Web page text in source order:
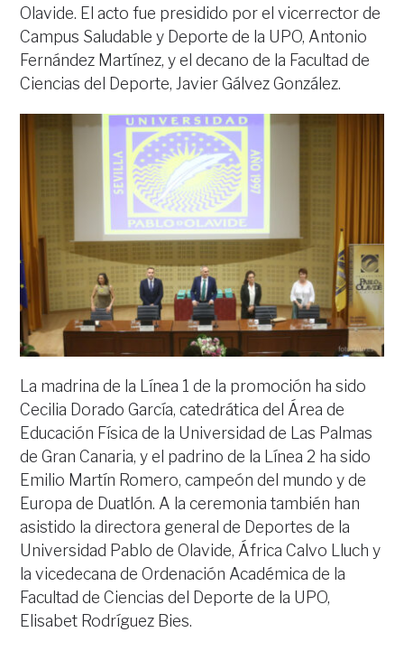
Olavide. El acto fue presidido por el vicerrector de
Campus Saludable y Deporte de la UPO, Antonio
Fernández Martínez, y el decano de la Facultad de
Ciencias del Deporte, Javier Gálvez González.
La madrina de la Línea 1 de la promoción ha sido
Cecilia Dorado García, catedrática del Área de
Educación Física de la Universidad de Las Palmas
de Gran Canaria, y el padrino de la Línea 2 ha sido
Emilio Martín Romero, campeón del mundo y de
Europa de Duatlón. A la ceremonia también han
asistido la directora general de Deportes de la
Universidad Pablo de Olavide, África Calvo Lluch y
la vicedecana de Ordenación Académica de la
Facultad de Ciencias del Deporte de la UPO,
Elisabet Rodríguez Bies.